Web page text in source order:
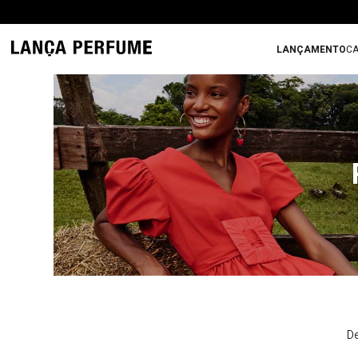
LANÇAMENTO